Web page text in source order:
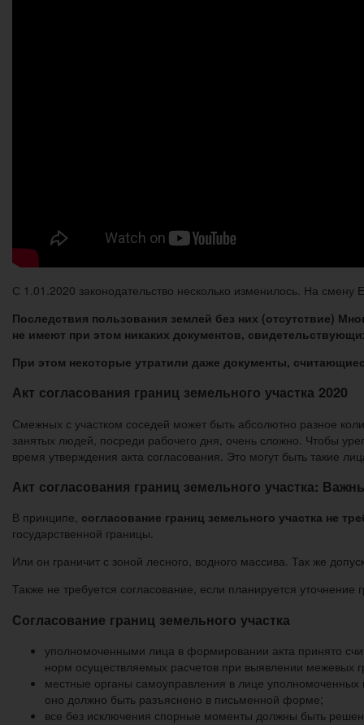
С 1.01.2020 законодательство несколько изменилось. На
Последствия пользования землей без них (отсутствие)
не имеют при этом никаких документов,
При этом некоторые утратили даже документы,
Акт согласования границ земельного участка 2020
Смежных с участком соседей может быть абсолютно разное
занятых людей, посреди рабочего дня, очень сложно. Чтобы
время утверждения акта согласования. Это могут быть такие
Акт согласования границ земельного участка:
В принципе, согласование границ земельного участка не
государственной границы.
Или он граничит с зоной лесного, водного массива. Так же
Также не требуется согласование, если планируется
Согласование границ земельного участка
уполномоченными лица в формировании акта принято
норм осуществляемых расчетов при выявлении межевых
местные органы самоуправления в лице уполномоченных
оно должно быть разъяснено в письменной форме;
все без исключения спорные моменты должны быть